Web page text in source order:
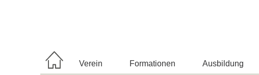
Navigation
überspringenVerein Formationen Ausbildung